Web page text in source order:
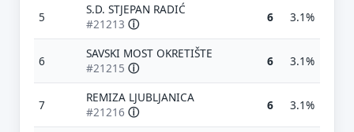
5
S.D. STJEPAN RADIĆ
#21213 ⓘ 6 3.1%
6
SAVSKI MOST OKRETIŠTE
#21215 ⓘ 6 3.1%
7
REMIZA LJUBLJANICA
#21216 ⓘ 6 3.1%